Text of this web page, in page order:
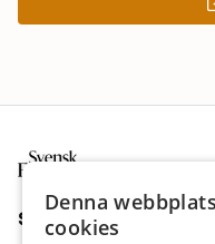
Sajt
Denna
cookies